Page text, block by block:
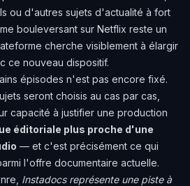
ou d'autres sujets d'actualité à fort
bouleversant sur Netflix reste un
cherche visiblement à élargir
ce nouveau dispositif.
épisodes n'est pas encore fixé.
seront choisis au cas par cas,
capacité à justifier une production
éditoriale plus proche d'une
— et c'est précisément ce qui
l'offre documentaire actuelle.
Instadocs représente une piste à